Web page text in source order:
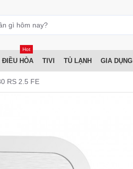
ĐIỀU HÒA
Hot
TIVI TỦ LẠNH GIA DỤNG
RS 2.5 FE